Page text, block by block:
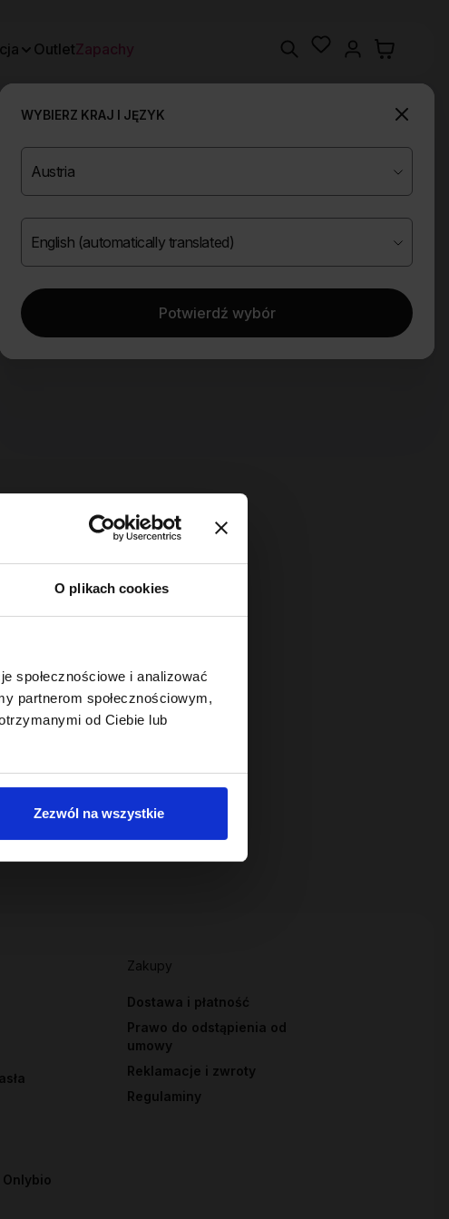
O plikach cookies
społecznościowe i analizować
partnerom społecznościowym,
od Ciebie lub
Zezwól na wszystkie
WYBIERZ KRAJ I JĘZYK
Potwierdź wybór
OutletZapachy SearchWishlist
Zakupy
Dostawa i płatność
Prawo do odstąpienia od
umowy
Reklamacje i zwroty
Regulaminy